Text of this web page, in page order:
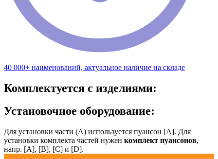
40 000+ наименований, актуальное наличие на складе
Комплектуется с изделиями:
Установочное оборудование:
Для установки части (А) используется пуансон [А]. Для
установки комплекта частей нужен комплект пуансонов,
напр. [А], [B], [С] и [D].